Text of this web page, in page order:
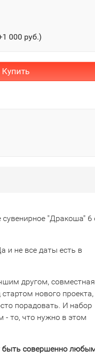
1 000 руб.)
Купить
"Дракоша" 6
и не все даты есть в
другом, совместная
нового
порадовать. И набор
- то, что нужно в этом
быть совершенно